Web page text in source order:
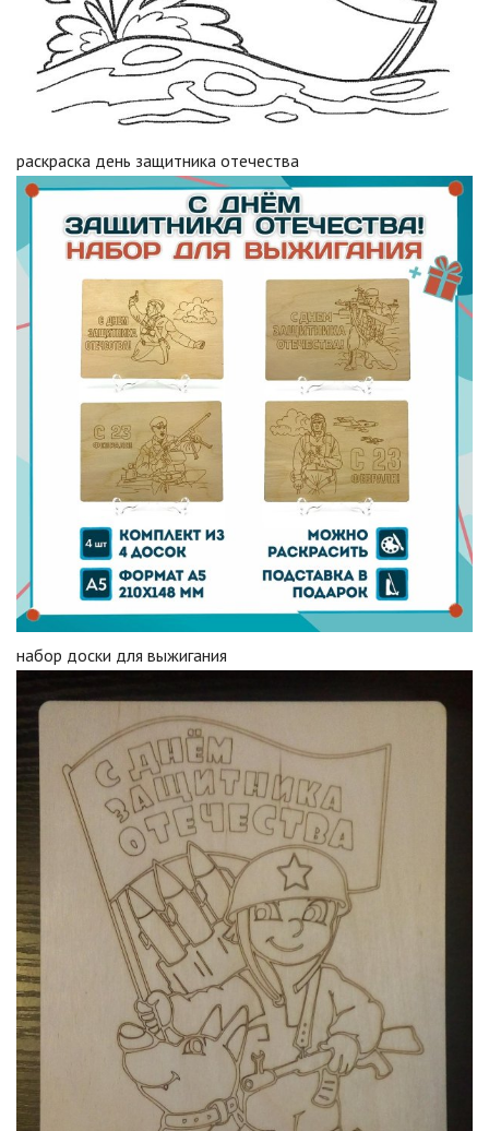
раскраска день защитника отечества
набор доски для выжигания